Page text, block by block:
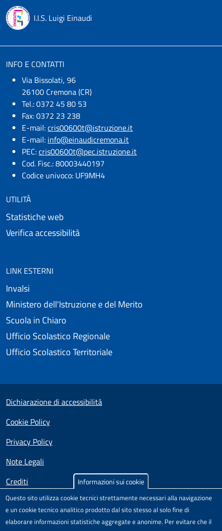
Informazioni sui cookie
Questo sito utilizza cookie tecnici strettamente necessari alla navigazione
e un cookie tecnico analitico prodotto dal sito stesso al solo fine di
elaborare informazioni statistiche aggregate e anonime. Per evitare che il
I.I.S. Luigi Einaudi
INFO E CONTATTI
Via Bissolati, 96
26100 Cremona (CR)
Tel.: 0372 45 80 53
Fax: 0372 23 238
E-mail:cris00600t@istruzione.it
E-mail:​ info@einaudicremona.it
PEC:cris00600t@pec.istruzione.it
Cod. Fisc.: 80003440197
Codice univoco: UF9MH4
UTILITÀ
Statistiche web
Verifica accessibilità
LINK ESTERNI
Invalsi
Ministero dell'Istruzione e del Merito
Scuola in Chiaro
Ufficio Scolastico Regionale
Ufficio Scolastico Territoriale
Small prints
Dichiarazione di accessibilità
Cookie Policy
Privacy Policy
Note Legali
Crediti
TestSito realizzato e distribuito daPorte Aperte sul Web
Comunità di pratica per l'accessibilità dei siti scolastici,